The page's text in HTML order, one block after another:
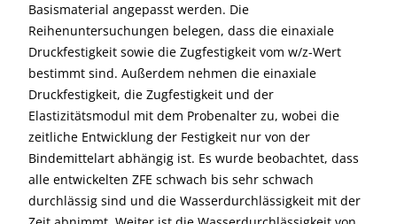
Basismaterial angepasst werden. Die
Reihenuntersuchungen belegen, dass die einaxiale
Druckfestigkeit sowie die Zugfestigkeit vom w/z-Wert
bestimmt sind. Außerdem nehmen die einaxiale
Druckfestigkeit, die Zugfestigkeit und der
Elastizitätsmodul mit dem Probenalter zu, wobei die
zeitliche Entwicklung der Festigkeit nur von der
Bindemittelart abhängig ist. Es wurde beobachtet, dass
alle entwickelten ZFE schwach bis sehr schwach
durchlässig sind und die Wasserdurchlässigkeit mit der